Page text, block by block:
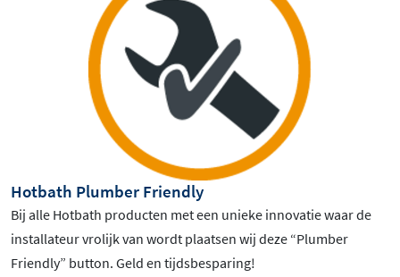
Hotbath Plumber Friendly
Bij alle Hotbath producten met een unieke innovatie waar de
installateur vrolijk van wordt plaatsen wij deze “Plumber
Friendly” button. Geld en tijdsbesparing!